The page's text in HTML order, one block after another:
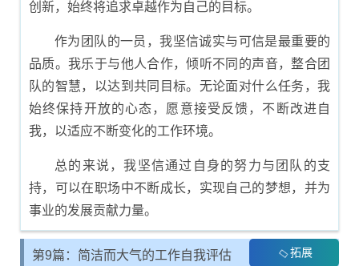
创新，始终将追求卓越作为自己的目标。
作为团队的一员，我坚信诚实与可信是最重要的
品质。我乐于与他人合作，倾听不同的声音，整合团
队的智慧，以达到共同目标。无论面对什么任务，我
始终保持开放的心态，愿意接受反馈，不断改进自
我，以适应不断变化的工作环境。
总的来说，我坚信通过自身的努力与团队的支
持，可以在职场中不断成长，实现自己的梦想，并为
事业的发展贡献力量。
第9篇：简洁而大气的工作自我评估 拓展